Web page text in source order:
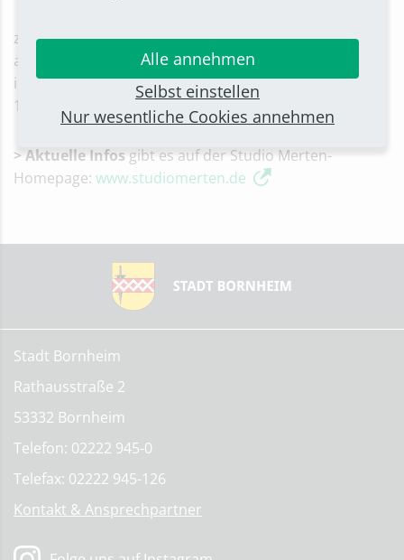
zu hören ist das Programm des Vorgebirgsmagazins
am Donnerstag, 25. Mai 2023, von 21.04 bis 22 Uhr wie
immer über Radio Bonn/Rhein-Sieg auf UKW 97,8 und
104,2.
> Aktuelle Infosgibt es auf der Studio Merten-
Homepage: www.studiomerten.de
Stadt Bornheim
Rathausstraße 2
53332 Bornheim
Telefon: 02222 945-0
Telefax: 02222 945-126
Kontakt & Ansprechpartner
Alle annehmen
Selbst einstellen
Nur wesentliche Cookies annehmen